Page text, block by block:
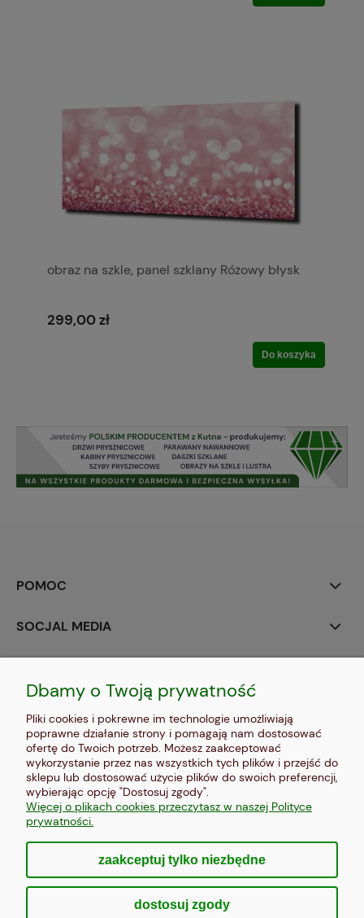
obraz na szkle, panel szklany Różowy błysk
299,00 zł
Do koszyka
POMOC
SOCJAL MEDIA
INFORMACJE
O NAS
Dbamy o Twoją prywatność
Pliki cookies i pokrewne im technologie umożliwiają
poprawne działanie strony i pomagają nam dostosować
ofertę do Twoich potrzeb. Możesz zaakceptować
wykorzystanie przez nas wszystkich tych plików i przejść do
sklepu lub dostosować użycie plików do swoich preferencji,
wybierając opcję "Dostosuj zgody".
Więcej o plikach cookies przeczytasz w naszej Polityce
prywatności.
zaakceptuj tylko niezbędne
dostosuj zgody